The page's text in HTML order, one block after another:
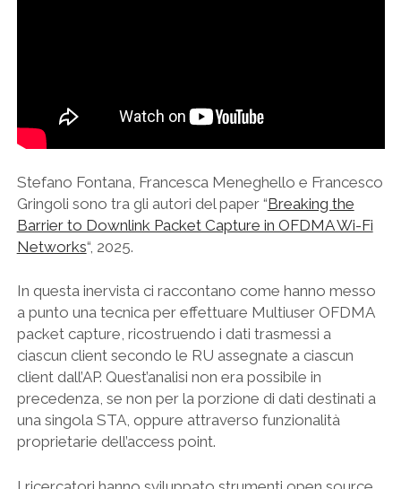
Stefano Fontana, Francesca Meneghello e Francesco
Gringoli sono tra gli autori del paper “Breaking the
Barrier to Downlink Packet Capture in OFDMA Wi-Fi
Networks“, 2025.
In questa inervista ci raccontano come hanno messo
a punto una tecnica per effettuare Multiuser OFDMA
packet capture, ricostruendo i dati trasmessi a
ciascun client secondo le RU assegnate a ciascun
client dall’AP. Quest’analisi non era possibile in
precedenza, se non per la porzione di dati destinati a
una singola STA, oppure attraverso funzionalità
proprietarie dell’access point.